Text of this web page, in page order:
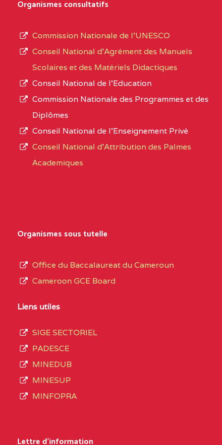
NORD
MERI
EXTREME-
NORD
CETIC DE LOULOU
0CN1TEFD101094115
EXTREME-
NORD
0EI1TEFD100495110
NORD
KOUSSERI
NORD
EXTREME-
NORD
type
L’offre
d’éducation
de
du
de
septembre
2020
compte
3408
Organismes consultatifs
Commission Nationale de l’UNESCO
Conseil National d’Agrément des Manuels
Scolaires et des Matériels Didactiques
Conseil National de l’Education
Commission Nationale des Programmes et des
Diplômes
Conseil National de l’Enseignement Privé
Conseil National d'Attribution des Palmes
Academiques
Organismes sous tutelle
Office du Baccalaureat du Cameroun
Cameroon GCE Board
Liens utiles
SIGE SECTORIEL
PADESCE
MINEDUB
MINESUP
MINFOPRA
Lettre d'information